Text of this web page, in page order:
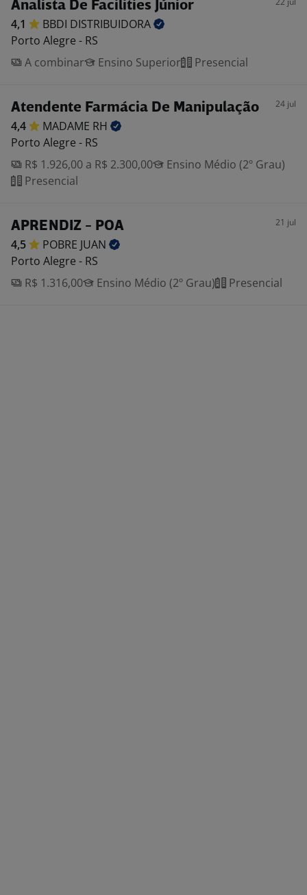
Analista De Facilities Júnior
4,1 BBDI DISTRIBUIDORA
Porto Alegre - RS
A combinar
Ensino Superior Presencial
Atendente Farmácia De Manipulação 24 jul
4,4 MADAME RH
Porto Alegre - RS
R$ 1.926,00 a R$ 2.300,00
Ensino Médio (2º Grau)
Presencial
APRENDIZ - POA 21 jul
4,5 POBRE JUAN
Porto Alegre - RS
R$ 1.316,00
Ensino Médio (2º Grau) Presencial